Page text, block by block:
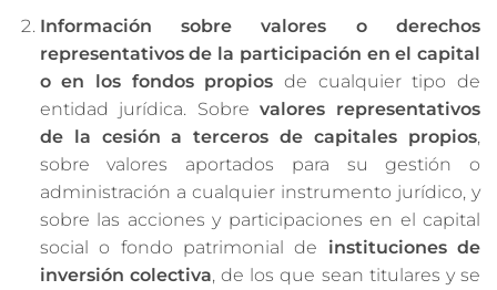
Información sobre valores o derechos
representativos de la participación en el capital
o en los fondos propios de cualquier tipo de
entidad jurídica. Sobrevalores representativos
de la cesión a terceros de capitales propios,
sobre valores aportados para su gestión o
administración a cualquier instrumento jurídico, y
sobre las acciones y participaciones en el capital
social o fondo patrimonial de instituciones de
inversión colectiva, de los que sean titulares y se